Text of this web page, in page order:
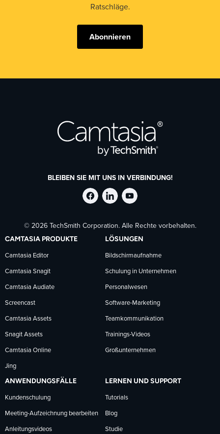
Ratschläge.
Abonnieren
BLEIBEN SIE MIT UNS IN VERBINDUNG!
TechSmith
auf
Facebook
folgen
TechSmith
auf
LinkedIn
folgen
TechSmith
auf
YouTube
© 2026 TechSmith Corporation. Alle Rechte vorbehalten.
CAMTASIA PRODUKTE
Camtasia Editor
Camtasia Snagit
Camtasia Audiate
Screencast
Camtasia Assets
Snagit Assets
Camtasia Online
Jing
LÖSUNGEN
Bildschirmaufnahme
Schulung in Unternehmen
Personalwesen
Software-Marketing
Teamkommunikation
Trainings-Videos
Großunternehmen
ANWENDUNGSFÄLLE
Kundenschulung
Meeting-Aufzeichnung bearbeiten
Anleitungsvideos
LERNEN UND SUPPORT
Tutorials
Blog
Studie